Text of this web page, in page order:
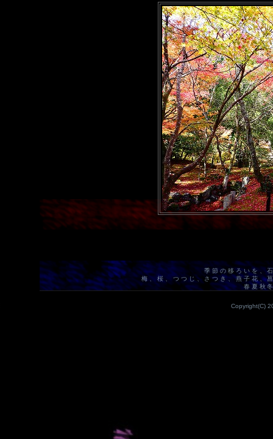
季節の移ろいを、
梅、桜、つつじ、さつき、燕子花、
春夏秋
Copyright(C)